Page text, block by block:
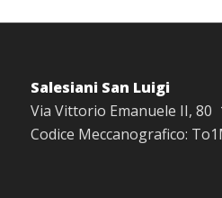
Salesiani San Luigi
Via Vittorio Emanuele II, 80
Codice Meccanografico: